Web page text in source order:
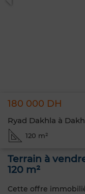
180 000 DH
Ryad Dakhla à
120 m²
Terrain à
120 m²
Cette offre